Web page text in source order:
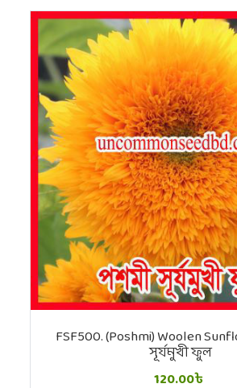
FSF500. (Poshmi) Woolen
সূর্যমুখী ফুল
120.00৳